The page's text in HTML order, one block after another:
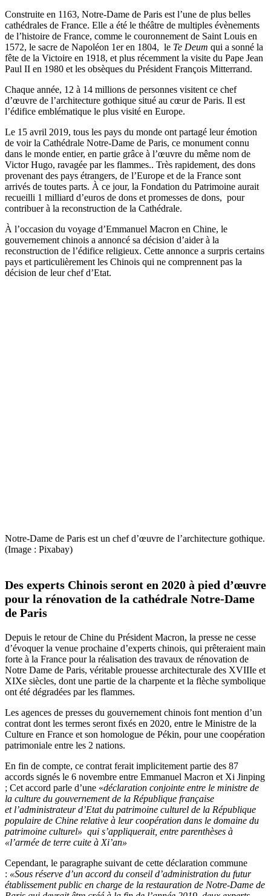
Construite en 1163, Notre-Dame de Paris est l’une de plus belles
cathédrales de France. Elle a été le théâtre de multiples évènements
de l’histoire de France, comme le couronnement de Saint Louis en
1572, le sacre de Napoléon 1er en 1804, le Te Deum qui a sonné la
fête de la Victoire en 1918, et plus récemment la visite du Pape Jean
Paul II en 1980 et les obsèques du Président François Mitterrand.
Chaque année, 12 à 14 millions de personnes visitent ce chef
d’œuvre de l’architecture gothique situé au cœur de Paris. Il est
l’édifice emblématique le plus visité en Europe.
Le 15 avril 2019, tous les pays du monde ont partagé leur émotion
de voir la Cathédrale Notre-Dame de Paris, ce monument connu
dans le monde entier, en partie grâce à l’œuvre du même nom de
Victor Hugo, ravagée par les flammes.. Très rapidement, des dons
provenant des pays étrangers, de l’Europe et de la France sont
arrivés de toutes parts. À ce jour, la Fondation du Patrimoine aurait
recueilli 1 milliard d’euros de dons et promesses de dons, pour
contribuer à la reconstruction de la Cathédrale.
À l’occasion du voyage d’Emmanuel Macron en Chine, le
gouvernement chinois a annoncé sa décision d’aider à la
reconstruction de l’édifice religieux. Cette annonce a surpris certains
pays et particulièrement les Chinois qui ne comprennent pas la
décision de leur chef d’Etat.
Notre-Dame de Paris est un chef d’œuvre de l’architecture gothique.
(Image : Pixabay)
Des experts Chinois seront en 2020 à pied d’œuvre
pour la rénovation de la cathédrale Notre-Dame
de Paris
Depuis le retour de Chine du Président Macron, la presse ne cesse
d’évoquer la venue prochaine d’experts chinois, qui prêteraient main
forte à la France pour la réalisation des travaux de rénovation de
Notre Dame de Paris, véritable prouesse architecturale des XVIIIe et
XIXe siècles, dont une partie de la charpente et la flèche symbolique
ont été dégradées par les flammes.
Les agences de presses du gouvernement chinois font mention d’un
contrat dont les termes seront fixés en 2020, entre le Ministre de la
Culture en France et son homologue de Pékin, pour une coopération
patrimoniale entre les 2 nations.
En fin de compte, ce contrat ferait implicitement partie des 87
accords signés le 6 novembre entre Emmanuel Macron et Xi Jinping
; Cet accord parle d’une «déclaration conjointe entre le ministre de
la culture du gouvernement de la République française
et l’administrateur d’Etat du patrimoine culturel de la République
populaire de Chine relative à leur coopération dans le domaine du
patrimoine culturel» qui s’appliquerait, entre parenthèses à
«l’armée de terre cuite à Xi’an»
Cependant, le paragraphe suivant de cette déclaration commune
: «Sous réserve d’un accord du conseil d’administration du futur
établissement public en charge de la restauration de Notre-Dame de